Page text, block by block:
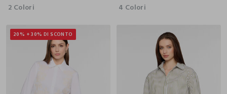
2 Colori 4 Colori
20% + 30% DI SCONTO